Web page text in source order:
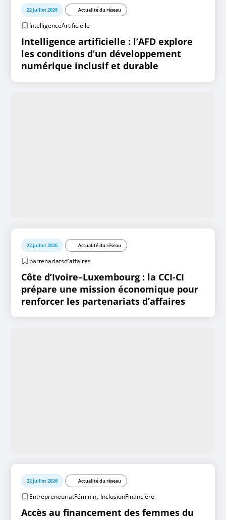
22 juillet 2026 Actualité du réseau
IntelligenceArtificielle
Intelligence artificielle : l’AFD explore
les conditions d’un développement
numérique inclusif et durable
22 juillet 2026 Actualité du réseau
partenariatsd'affaires
Côte d’Ivoire–Luxembourg : la CCI-CI
prépare une mission économique pour
renforcer les partenariats d’affaires
22 juillet 2026 Actualité du réseau
EntrepreneuriatFéminin, InclusionFinancière
Accès au financement des femmes du